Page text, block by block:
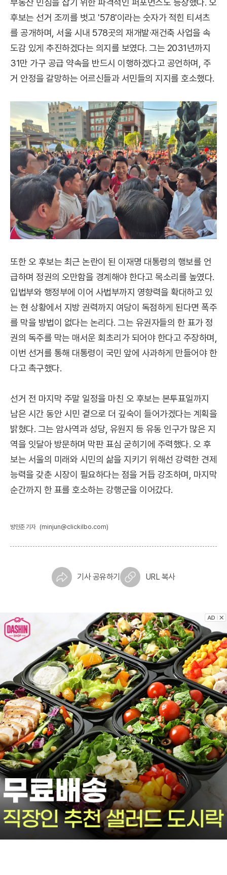
부동산 민심을 잡기 위한 파격적인 퍼포먼스도 등장했다. 오
후보는 선거 조끼를 벗고 '578'이라는 숫자가 적힌 티셔츠
를 공개하며, 서울 시내 578곳의 재개발·재건축 사업을 속
도감 있게 추진하겠다는 의지를 보였다. 그는 2031년까지
31만 가구 공급 약속을 반드시 이행하겠다고 공언하며, 주
거 안정을 갈망하는 어르신들과 서민들의 지지를 호소했다.
또한 오 후보는 최근 논란이 된 이재명 대통령의 행보를 언
급하며 정권의 오만함을 경계해야 한다고 목소리를 높였다.
입법부와 행정부에 이어 사법부까지 영향력을 확대하고 있
는 현 상황에서 지방 권력까지 여당이 독점하게 된다면 폭주
를 막을 방법이 없다는 논리다. 그는 유권자들의 한 표가 정
권의 독주를 막는 매서운 회초리가 되어야 한다고 주장하며,
이번 선거를 통해 대통령이 국민 앞에 사과하게 만들어야 한
다고 촉구했다.
선거 전 마지막 주말 일정을 마친 오 후보는 본투표일까지
남은 시간 동안 시민 곁으로 더 깊숙이 들어가겠다는 계획을
밝혔다. 그는 암사역과 성당, 유원지 등 유동 인구가 많은 지
역을 잇달아 방문하며 막판 표심 굳히기에 주력했다. 오 후
보는 서울의 미래와 시민의 삶을 지키기 위해선 강력한 견제
능력을 갖춘 시장이 필요하다는 점을 거듭 강조하며, 마지막
순간까지 한 표를 호소하는 강행군을 이어갔다.
방민준 기자 (minjun@clickilbo.com)
기사 공유하기 URL 복사